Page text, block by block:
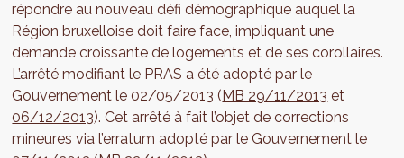
répondre au nouveau défi démographique auquel la
Région bruxelloise doit faire face, impliquant une
demande croissante de logements et de ses corollaires.
L’arrêté modifiant le PRAS a été adopté par le
Gouvernement le 02/05/2013 (MB 29/11/2013 et
06/12/2013). Cet arrêté à fait l’objet de corrections
mineures via l’erratum adopté par le Gouvernement le